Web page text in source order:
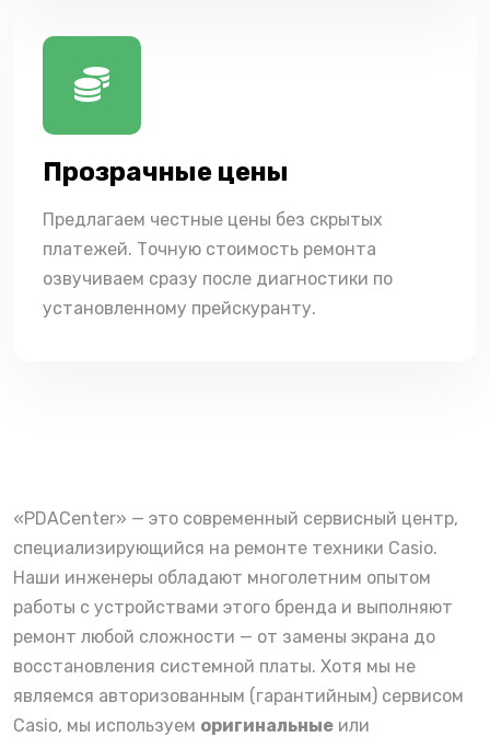
Прозрачные цены
Предлагаем честные цены без скрытых
платежей. Точную стоимость ремонта
озвучиваем сразу после диагностики по
установленному прейскуранту.
«PDACenter» — это современный сервисный центр,
специализирующийся на ремонте техники Casio.
Наши инженеры обладают многолетним опытом
работы с устройствами этого бренда и выполняют
ремонт любой сложности — от замены экрана до
восстановления системной платы. Хотя мы не
являемся авторизованным (гарантийным) сервисом
Casio, мы используем оригинальные или